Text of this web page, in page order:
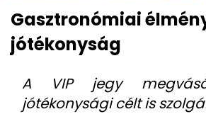
Gasztronómiai
jótékonyság
A VIP jegy
jótékonysági célt is